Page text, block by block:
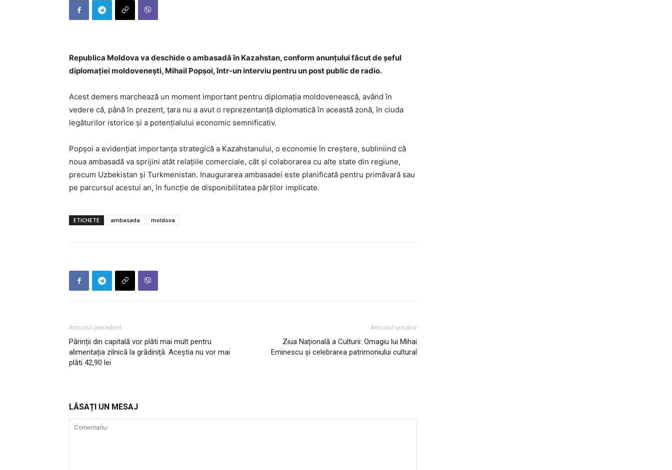
Republica Moldova va deschide o ambasadă în Kazahstan, conform anunțului făcut de șeful
diplomației moldovenești, Mihail Popșoi, într-un interviu pentru un post public de radio.
Acest demers marchează un moment important pentru diplomația moldovenească, având în
vedere că, până în prezent, țara nu a avut o reprezentanță diplomatică în această zonă, în ciuda
legăturilor istorice și a potențialului economic semnificativ.
Popșoi a evidențiat importanța strategică a Kazahstanului, o economie în creștere, subliniind că
noua ambasadă va sprijini atât relațiile comerciale, cât și colaborarea cu alte state din regiune,
precum Uzbekistan și Turkmenistan. Inaugurarea ambasadei este planificată pentru primăvară sau
pe parcursul acestui an, în funcție de disponibilitatea părților implicate.
ETICHETE ambasada moldova
Articolul precedent
Părinții din capitală vor plăti mai mult pentru
alimentația zilnică la grădiniță. Aceștia nu vor mai
plăti 42,90 lei
Articolul următor
Ziua Națională a Culturii: Omagiu lui Mihai
Eminescu și celebrarea patrimoniului cultural
LĂSAȚI UN MESAJ